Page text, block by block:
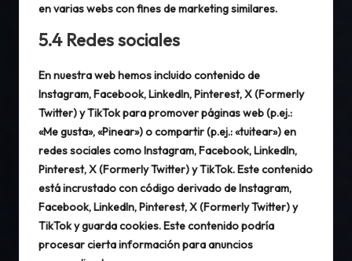
en varias webs con fines de marketing similares.
5.4 Redes sociales
En nuestra web hemos incluido contenido de
Instagram, Facebook, LinkedIn, Pinterest, X (Formerly
Twitter) y TikTok para promover páginas web (p.ej.:
«Me gusta», «Pinear») o compartir (p.ej.: «tuitear») en
redes sociales como Instagram, Facebook, LinkedIn,
Pinterest, X (Formerly Twitter) y TikTok. Este contenido
está incrustado con código derivado de Instagram,
Facebook, LinkedIn, Pinterest, X (Formerly Twitter) y
TikTok y guarda cookies. Este contenido podría
procesar cierta información para anuncios